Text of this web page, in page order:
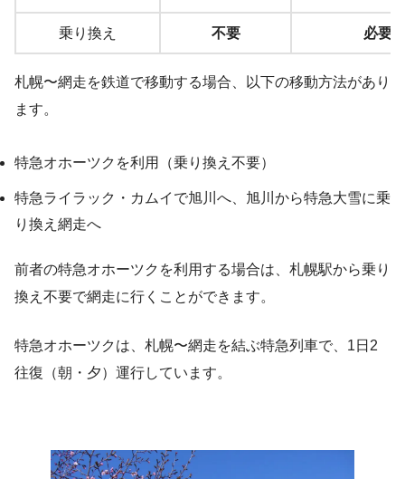
乗り換え 不要 必要
札幌〜網走を鉄道で移動する場合、以下の移動方法があり
ます。
特急オホーツクを利用（乗り換え不要）
特急ライラック・カムイで旭川へ、旭川から特急大雪に乗
り換え網走へ
前者の特急オホーツクを利用する場合は、札幌駅から乗り
換え不要で網走に行くことができます。
特急オホーツクは、札幌〜網走を結ぶ特急列車で、1日2
往復（朝・夕）運行しています。